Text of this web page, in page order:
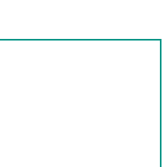
зу да